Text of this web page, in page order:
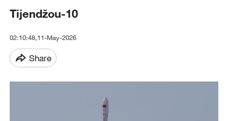
Tijendžou-10
02:10:48,11-May-2026
Share